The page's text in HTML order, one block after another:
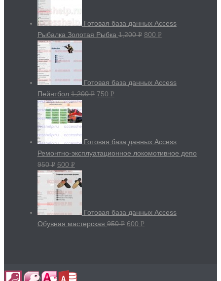
Готовая база данных Access
Рыбалка Золотая Рыбка 1,200Р 800 Р
Готовая база данных Access
Пейнтбол 1,200Р 750 Р
Готовая база данных Access
Ремонтно-эксплуатационное локомотивное депо
950Р
УБ.
600 Р
УБ.
Готовая база данных Access
Обувная мастерская 950Р 600 Р